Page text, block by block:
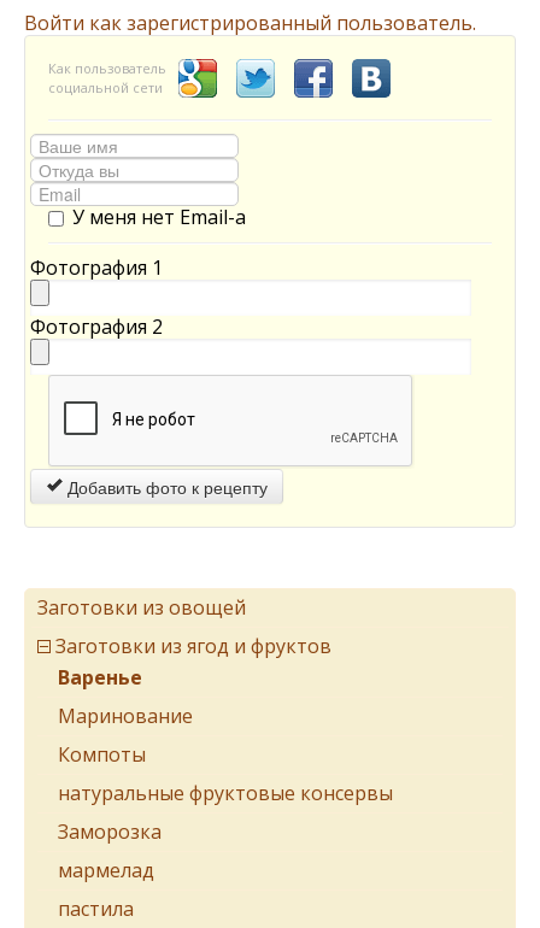
Войти как зарегистрированный пользователь.
Как пользователь
социальной сети
У меня нет Email-а
Фотография 1
Фотография 2
Добавить фото к рецепту
Заготовки из овощей
Заготовки из ягод и фруктов
Варенье
Маринование
Компоты
натуральные фруктовые консервы
Заморозка
мармелад
пастила